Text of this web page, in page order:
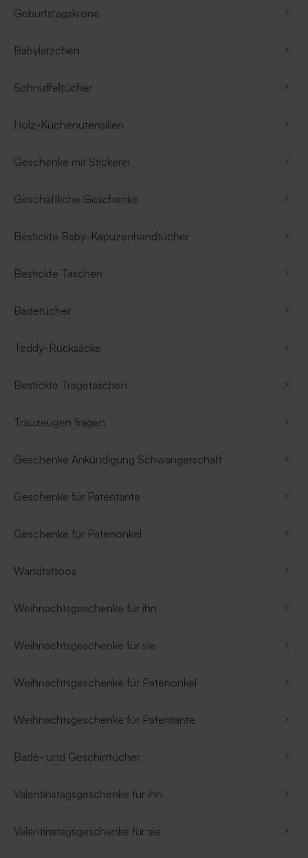
Geburtstagskrone
Babylätzchen
Schnuffeltücher
Holz-Küchenutensilien
Geschenke mit Stickerei
Geschäftliche Geschenke
Bestickte Baby-Kapuzenhandtücher
Bestickte Taschen
Badetücher
Teddy-Rucksäcke
Bestickte Tragetaschen
Trauzeugen fragen
Geschenke Ankündigung Schwangerschaft
Geschenke für Patentante
Geschenke für Patenonkel
Wandtattoos
Weihnachtsgeschenke für ihn
Weihnachtsgeschenke für sie
Weihnachtsgeschenke für Patenonkel
Weihnachtsgeschenke für Patentante
Bade- und Geschirrtücher
Valentinstagsgeschenke für ihn
Valentinstagsgeschenke für sie